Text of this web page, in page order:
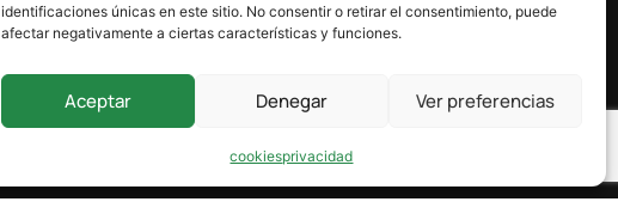
identificaciones únicas en este sitio. No consentir o retirar el consentimiento, puede
afectar negativamente a ciertas características y funciones.
Aceptar Denegar Ver preferencias
cookiesprivacidad